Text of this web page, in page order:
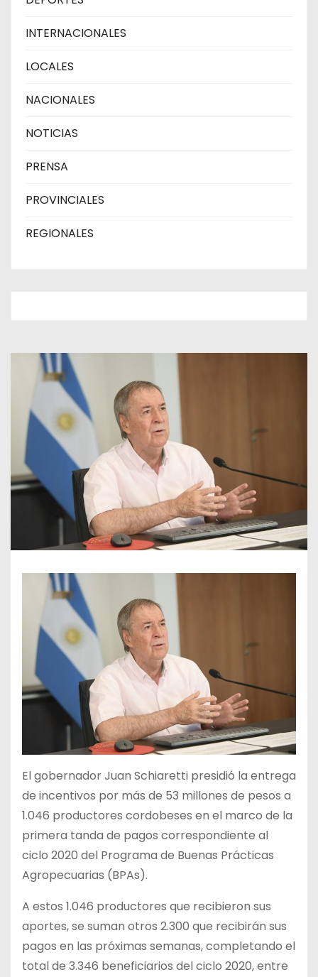
INTERNACIONALES
LOCALES
NACIONALES
NOTICIAS
PRENSA
PROVINCIALES
REGIONALES
El gobernador Juan Schiaretti presidió la entrega
de incentivos por más de 53 millones de pesos a
1.046 productores cordobeses en el marco de la
primera tanda de pagos correspondiente al
ciclo 2020 del Programa de Buenas Prácticas
Agropecuarias (BPAs).
A estos 1.046 productores que recibieron sus
aportes, se suman otros 2.300 que recibirán sus
pagos en las próximas semanas, completando el
total de 3.346 beneficiarios del ciclo 2020, entre